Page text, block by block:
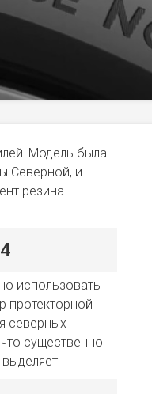
Модель была
Северной, и
резина
использовать
протекторной
северных
существенно